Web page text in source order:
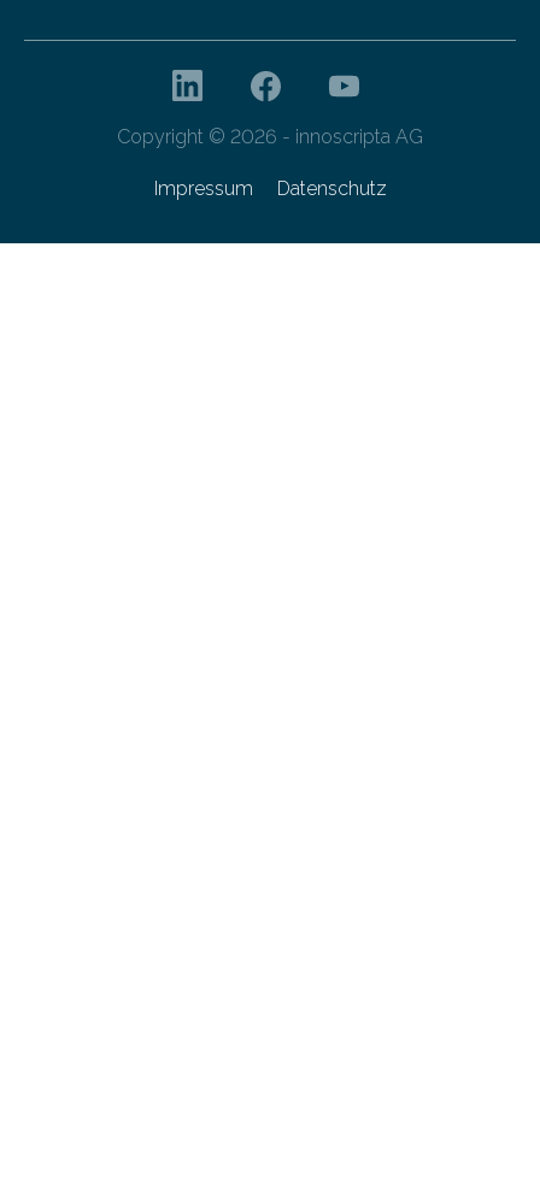
Copyright © 2026 - innoscripta AG
Impressum Datenschutz